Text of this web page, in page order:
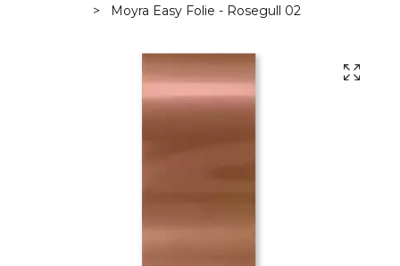
Moyra Easy Folie - Rosegull 02